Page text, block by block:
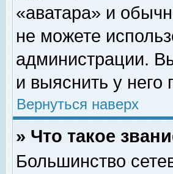
«аватара» и
не можете
администрации.
и выяснить у него
Вернуться наверх
» Что такое
Большинство